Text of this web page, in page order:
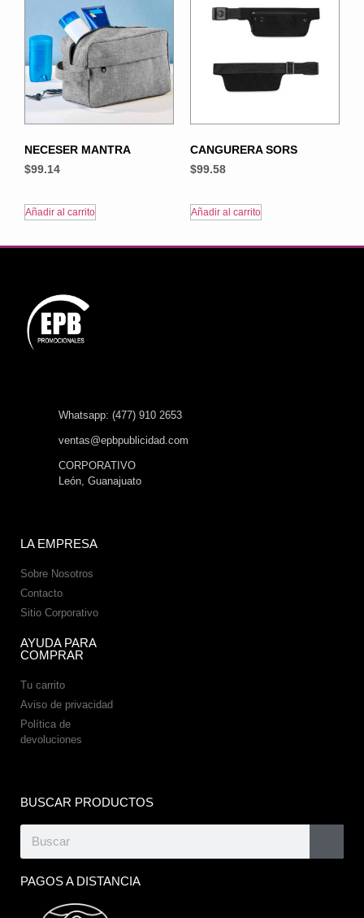
NECESER MANTRA
$99.14
Añadir al carrito
CANGURERA SORS
$99.58
Añadir al carrito
Whatsapp: (477) 910 2653
ventas@epbpublicidad.com
CORPORATIVO
León, Guanajuato
LA EMPRESA
Sobre Nosotros
Contacto
Sitio Corporativo
AYUDA PARA
COMPRAR
Tu carrito
Aviso de privacidad
Política de
devoluciones
BUSCAR PRODUCTOS
PAGOS A DISTANCIA